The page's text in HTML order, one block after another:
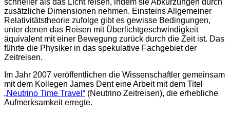
schneller als das Licht reisen, indem sie Abkürzungen durch
zusätzliche Dimensionen nehmen. Einsteins Allgemeiner
Relativitätstheorie zufolge gibt es gewisse Bedingungen,
unter denen das Reisen mit Überlichtgeschwindigkeit
äquivalent mit einer Bewegung zurück durch die Zeit ist. Das
führte die Physiker in das spekulative Fachgebiet der
Zeitreisen.
Im Jahr 2007 veröffentlichen die Wissenschaftler gemeinsam
mit dem Kollegen James Dent eine Arbeit mit dem Titel
„Neutrino Time Travel“ (Neutrino Zeitreisen), die erhebliche
Aufmerksamkeit erregte.